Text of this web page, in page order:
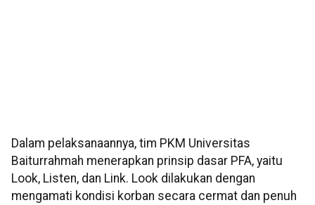
Dalam pelaksanaannya, tim PKM Universitas
Baiturrahmah menerapkan prinsip dasar PFA, yaitu
Look, Listen, dan Link. Look dilakukan dengan
mengamati kondisi korban secara cermat dan penuh